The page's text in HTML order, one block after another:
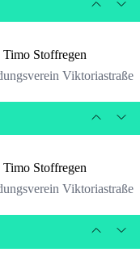
Timo Stoffregen
Viktoriastraße
Timo Stoffregen
Viktoriastraße